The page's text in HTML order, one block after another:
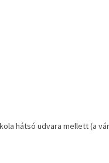
hátsó udvara mellett (a